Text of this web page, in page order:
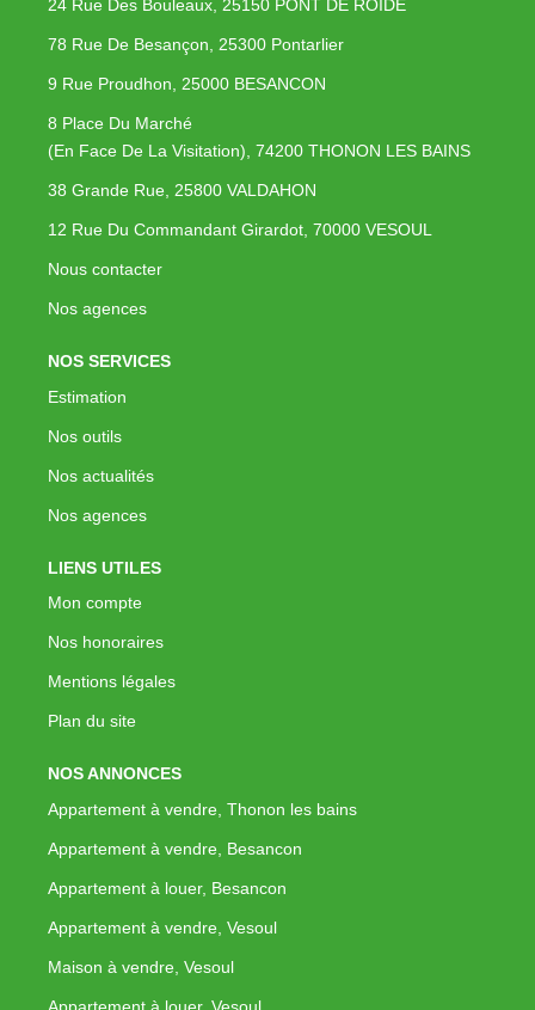
24 Rue Des Bouleaux, 25150 PONT DE ROIDE
78 Rue De Besançon, 25300 Pontarlier
9 Rue Proudhon, 25000 BESANCON
8 Place Du Marché
(En Face De La Visitation), 74200 THONON LES BAINS
38 Grande Rue, 25800 VALDAHON
12 Rue Du Commandant Girardot, 70000 VESOUL
Nous contacter
Nos agences
NOS SERVICES
Estimation
Nos outils
Nos actualités
Nos agences
LIENS UTILES
Mon compte
Nos honoraires
Mentions légales
Plan du site
NOS ANNONCES
Appartement à vendre, Thonon les bains
Appartement à vendre, Besancon
Appartement à louer, Besancon
Appartement à vendre, Vesoul
Maison à vendre, Vesoul
Appartement à louer, Vesoul